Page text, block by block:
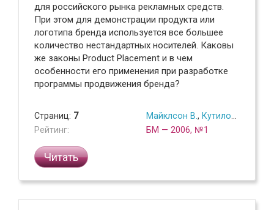
для российского рынка рекламных средств.
При этом для демонстрации продукта или
логотипа бренда используется все большее
количество нестандартных носителей. Каковы
же законы Product Placement и в чем
особенности его применения при разработке
программы продвижения бренда?
Страниц: 7
Рейтинг:
Майклсон В. , Кутилов В.Л.
БМ — 2006, №1
Читать